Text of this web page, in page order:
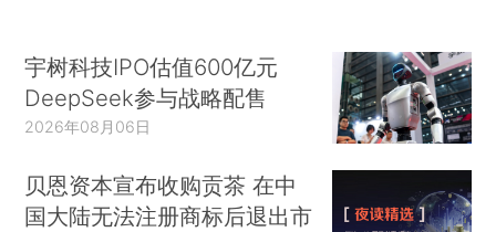
宇树科技IPO估值600亿元
DeepSeek参与战略配售
2026年08月06日
贝恩资本宣布收购贡茶 在中
国大陆无法注册商标后退出市